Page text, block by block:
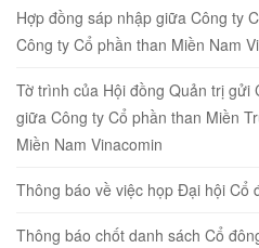
Hợp đồng sáp nhập giữa Công ty
Công ty Cổ phần than Miền Nam
Tờ trình của Hội đồng Quản trị gửi
giữa Công ty Cổ phần than Miền
Miền Nam Vinacomin
Thông báo về việc họp Đại hội Cổ
Thông báo chốt danh sách Cổ